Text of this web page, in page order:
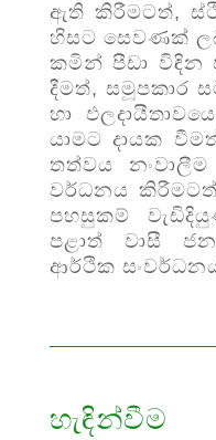
ඇති කිරීමටත්,
හිසට සෙවණක්
කමින් පීඩා විඳින
දීමත්, සමූපකාර
හා
යාමට දායක
තත්වය නංවාලීම
වර්ධනය
පහසුකම්
පළාත් වාසී
ආර්ථික
හැඳින්වීම